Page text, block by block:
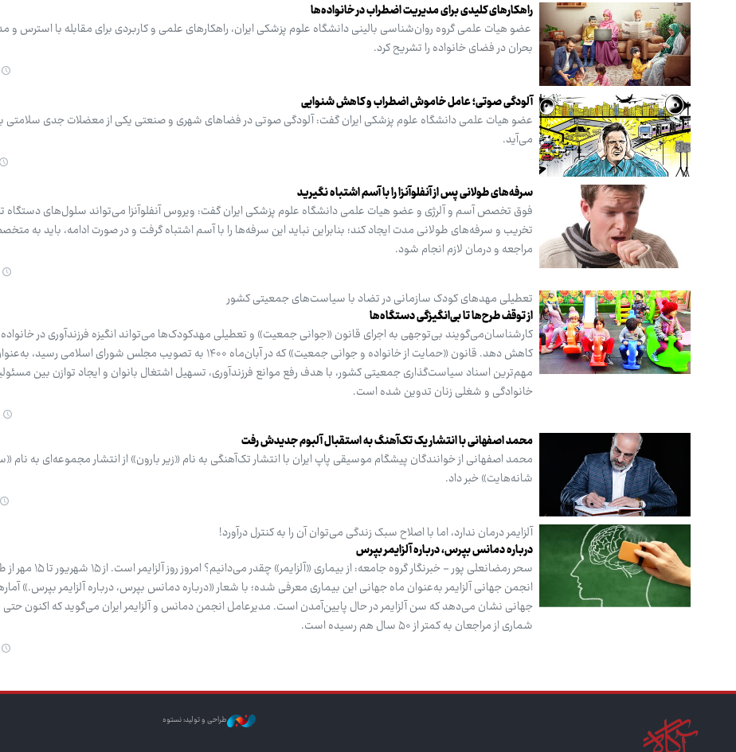
راهکارهای کلیدی برای مدیریت اضطراب در خانواده‌ها
عضو هیات علمی گروه روان‌شناسی بالینی دانشگاه علوم پزشکی ایران، راهکارهای علمی و کاربردی برای مقابله با استرس و
بحران در فضای خانواده را تشریح کرد.
آلودگی صوتی؛ عامل خاموش اضطراب و کاهش شنوایی
عضو هیات علمی دانشگاه علوم پزشکی ایران گفت: آلودگی صوتی در فضاهای شهری و صنعتی یکی از معضلات جدی سلامتی
می‌آید.
سرفه‌های طولانی پس از آنفلوآنزا را با آسم اشتباه نگیرید
فوق تخصص آسم و آلرژی و عضو هیات علمی دانشگاه علوم پزشکی ایران گفت: ویروس آنفلوآنزا می‌تواند سلول‌های دستگاه
تخریب و سرفه‌های طولانی مدت ایجاد کند؛ بنابراین نباید این سرفه‌ها را با آسم اشتباه گرفت و در صورت ادامه، باید به
مراجعه و درمان لازم انجام شود.
‌تعطیلی مهدهای کودک‌ سازمانی در تضاد با سیاست‌های جمعیتی کشور
از توقف طرح‌ها تا بی‌انگیزگی دستگاه‌ها
کارشناسان‌می‌گویند بی‌توجهی به اجرای قانون «جوانی جمعیت» و تعطیلی مهدکودک‌ها می‌تواند انگیزه فرزندآوری در
کاهش دهد. قانون «حمایت از خانواده و جوانی جمعیت» که در آبان‌ماه ۱۴۰۰ به تصویب مجلس شورای اسلامی
مهم‌ترین اسناد سیاست‌گذاری جمعیتی کشور، با هدف رفع موانع فرزندآوری، تسهیل اشتغال بانوان و ایجاد توازن بین
خانوادگی و شغلی زنان تدوین شده است.
محمد اصفهانی با انتشار یک تک‌آهنگ به استقبال آلبوم جدیدش رفت
محمد اصفهانی از خوانندگان پیشگام موسیقی پاپ ایران با انتشار تک‌آهنگی به نام «زیر بارون» از انتشار مجموعه‌ای به نام
شانه‌هایت» خبر داد.
آلزایمر درمان ندارد، اما با اصلاح سبک زندگی می‌توان آن را به کنترل درآورد!
درباره دمانس بپرس، درباره آلزایمر بپرس
سحر رمضانعلی پور - خبرنگار گروه جامعه: از بیماری «آلزایمر» چقدر می‌دانیم؟
انجمن جهانی آلزایمر به‌عنوان ماه جهانی این بیماری معرفی شده؛ با شعار «درباره دمانس بپرس، درباره آلزایمر بپرس.»
جهانی نشان می‌دهد که سن آلزایمر در حال پایین‌آمدن است. مدیرعامل انجمن دمانس و آلزایمر ایران می‌گوید که اکنون
شماری از مراجعان به کمتر از ۵۰ سال هم رسیده است.
طراحی و تولید: نستوه